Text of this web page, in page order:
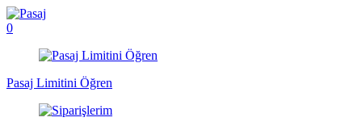
0
Pasaj Limitini Öğren